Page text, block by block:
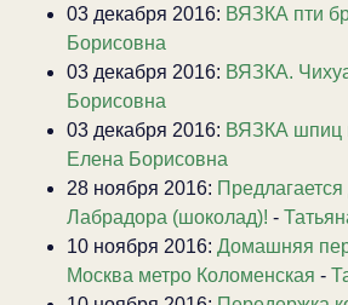
03 декабря 2016: ВЯЗКА пти
Борисовна
03 декабря 2016: ВЯЗКА.
Борисовна
03 декабря 2016: ВЯЗКА шпиц
Елена Борисовна
28 ноября 2016:
Лабрадора (шоколад)! -
10 ноября 2016: Домашняя
Москва метро Коломенская -